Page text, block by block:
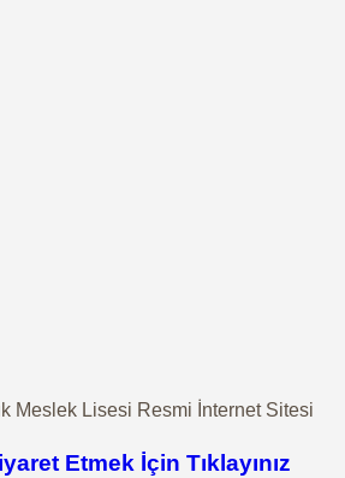
Meslek Lisesi Resmi İnternet Sitesi
Etmek İçin Tıklayınız